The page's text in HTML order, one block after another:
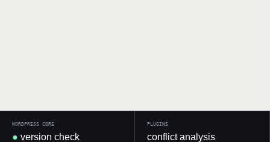
WORDPRESS CORE
● version check
PLUGINS
conflict analysis